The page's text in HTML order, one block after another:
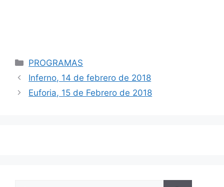
Categorías
PROGRAMAS
Navegación
de
Inferno, 14 de febrero de 2018
Euforia, 15 de Febrero de 2018